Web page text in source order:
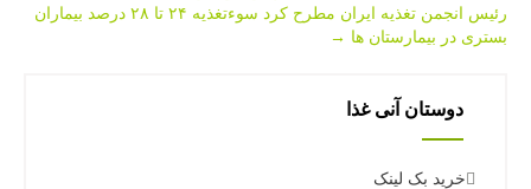
navigation
رئیس انجمن تغذیه ایران مطرح كرد سوءتغذیه ۲۴ تا ۲۸ درصد بیماران
بستری در بیمارستان ها →
دوستان آنی غذا
خرید بک لینک